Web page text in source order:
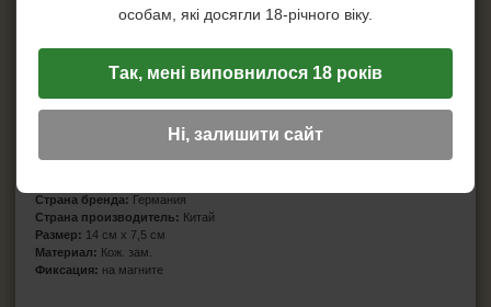
Страна бренда: Германия
Страна производитель: Китай
Размер: 14 см х 7,5 см
Материал: Кож. зам.
Фиксация: на магните
особам, які досягли 18-річного віку.
Так, мені виповнилося 18 років
Ні, залишити сайт